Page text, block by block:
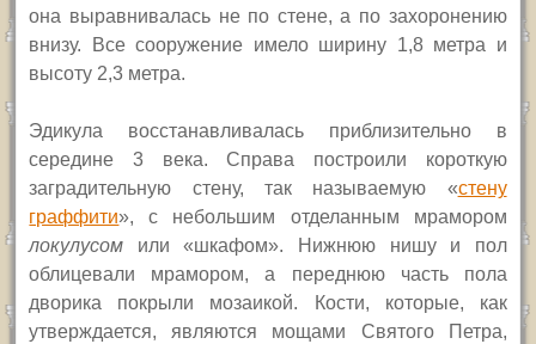
она выравнивалась не по стене, а по захоронению
внизу. Все сооружение имело ширину 1,8 метра и
высоту 2,3 метра.
Эдикула восстанавливалась приблизительно в
середине 3 века. Справа построили короткую
заградительную стену, так называемую «стену
граффити», с небольшим отделанным мрамором
локулусом или «шкафом». Нижнюю нишу и пол
облицевали мрамором, а переднюю часть пола
дворика покрыли мозаикой. Кости, которые, как
утверждается, являются мощами Святого Петра,